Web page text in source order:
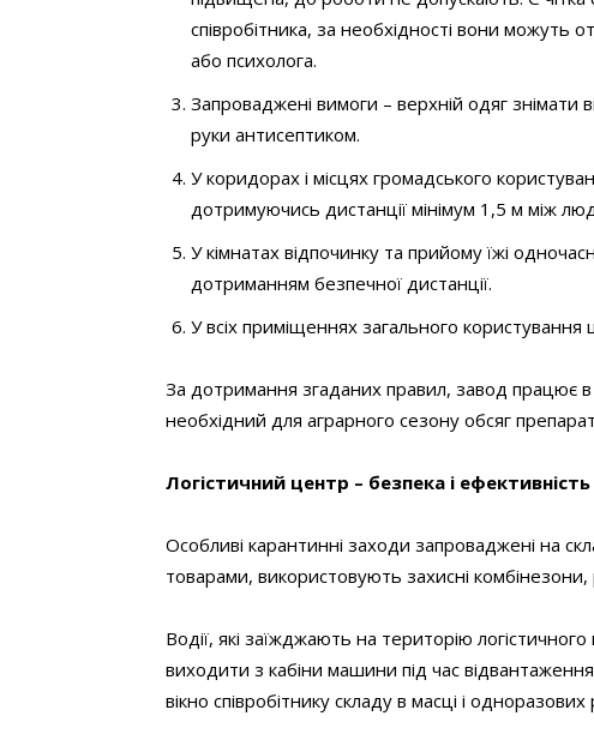
співробітника, за необхідності вони
або психолога.
Запроваджені вимоги – верхній одяг знімати
руки антисептиком.
У коридорах і місцях громадського
дотримуючись дистанції мінімум 1,5 м між
У кімнатах відпочинку та прийому їжі
дотриманням безпечної дистанції.
У всіх приміщеннях загального
За дотримання згаданих правил, завод працює
необхідний для аграрного сезону обсяг
Логістичний центр – безпека і ефективність
Особливі карантинні заходи запроваджені на
товарами, використовують захисні комбінезони,
Водії, які заїжджають на територію
виходити з кабіни машини під час
вікно співробітнику складу в масці і одноразових